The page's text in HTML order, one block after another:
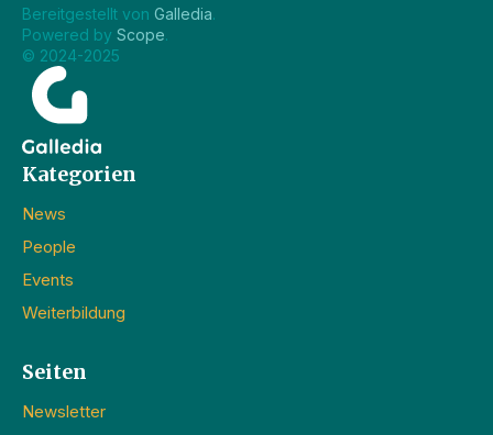
Bereitgestellt von Galledia.
Powered by Scope.
© 2024-2025
Kategorien
News
People
Events
Weiterbildung
Seiten
Newsletter